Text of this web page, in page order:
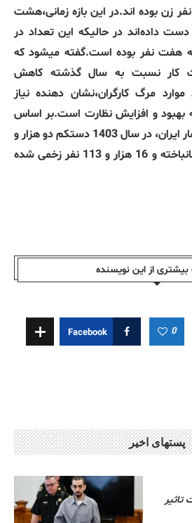
امسال،168 نفر مرد و 8 نفر زن بوده اند.در این بازه زمانی،هشت
دست داده‌اند در حالیکه این تعداد در
هفت نفر بوده است.گفته میشود که
کار نسبت به سال گذشته کاهش
موارد مرگ کارگران،نشان دهنده نیاز
بهبود و افزایش نظارت است.بر اساس
گزارش‌های سالانه مرکز آمار ایران، در سال 1403 دستکم دو هزار و
42 نفر در سوانح کاری جانباخته و 16 هزار و 113 نفر زخمی شده
از این نویسندە
0
Facebook
پستهای اخیر